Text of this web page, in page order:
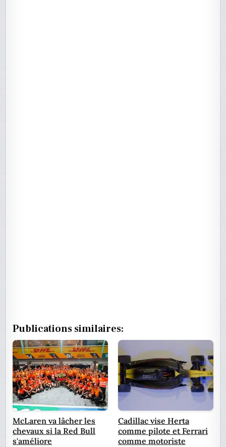
Publications similaires:
McLaren va lâcher les
chevaux si la Red Bull
s'améliore
Cadillac vise Herta
comme pilote et Ferrari
comme motoriste